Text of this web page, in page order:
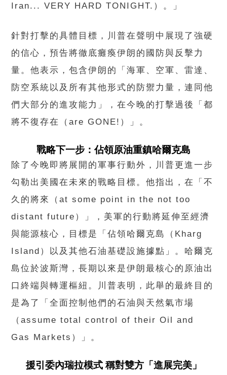
Iran... VERY HARD TONIGHT.）。」
針對打擊的具體目標，川普在聲明中展現了強硬
的信心，預告將徹底癱瘓伊朗的國防與反擊力
量。他表示，包含伊朗的「海軍、空軍、雷達、
防空系統以及所有其他形式的防禦力量，連同他
們大部分的進攻能力」，在今晚的打擊過後「都
將不復存在（are GONE!）」。
戰略下一步：佔領原油重鎮哈爾克島
除了今晚即將展開的軍事行動外，川普更進一步
勾勒出美國在未來的戰略目標。他指出，在「不
久的將來（at some point in the not too
distant future）」，美軍的行動將延伸至經濟
與能源核心，目標是「佔領哈爾克島（Kharg
Island）以及其他石油基礎設施據點」。哈爾克
島位於波斯灣，長期以來是伊朗最核心的原油出
口終端與轉運樞紐。川普表明，此舉的最終目的
是為了「全面控制他們的石油與天然氣市場
（assume total control of their Oil and
Gas Markets）」。
援引委內瑞拉模式 稱對雙方「進展完美」